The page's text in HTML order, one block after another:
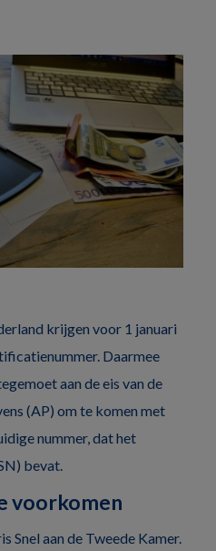
krijgen voor 1 januari
Daarmee
aan de eis van de
(AP) om te komen met
nummer, dat het
bevat.
voorkomen
Snel aan de Tweede Kamer.